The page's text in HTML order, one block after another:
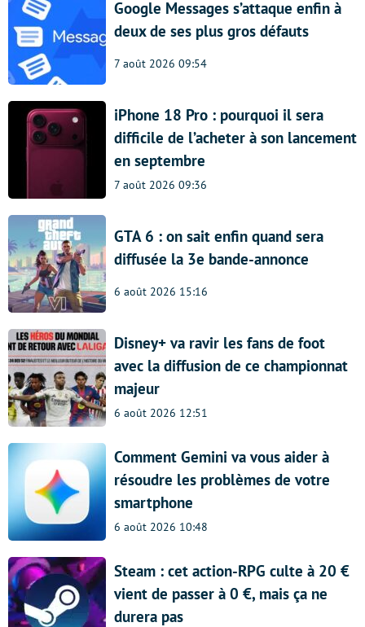
Google Messages s’attaque enfin à
deux de ses plus gros défauts
7 août 2026 09:54
iPhone 18 Pro : pourquoi il sera
difficile de l’acheter à son lancement
en septembre
7 août 2026 09:36
GTA 6 : on sait enfin quand sera
diffusée la 3e bande-annonce
6 août 2026 15:16
Disney+ va ravir les fans de foot
avec la diffusion de ce championnat
majeur
6 août 2026 12:51
Comment Gemini va vous aider à
résoudre les problèmes de votre
smartphone
6 août 2026 10:48
Steam : cet action-RPG culte à 20 €
vient de passer à 0 €, mais ça ne
durera pas